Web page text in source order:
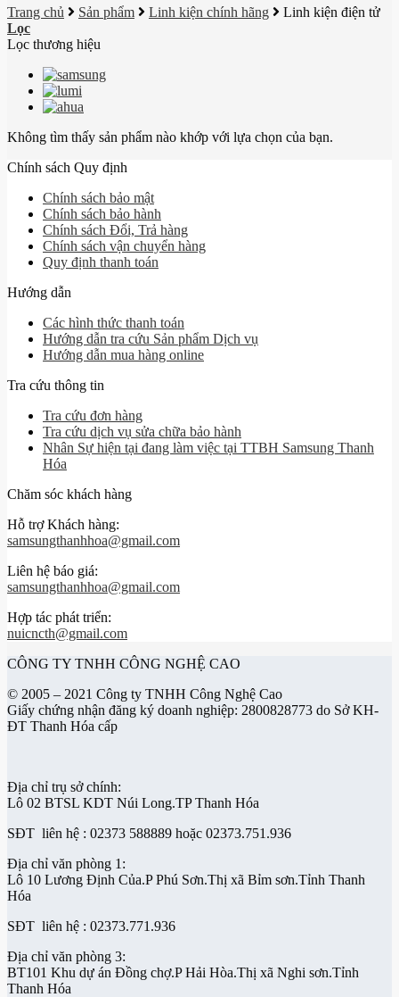
Trang chủ Sản phẩm Linh kiện chính hãng
Linh kiện điện tử
Lọc
Lọc thương hiệu
Không tìm thấy sản phẩm nào khớp với lựa chọn của bạn.
Chính sách Quy định
Chính sách bảo mật
Chính sách bảo hành
Chính sách Đổi, Trả hàng
Chính sách vận chuyển hàng
Quy định thanh toán
Hướng dẫn
Các hình thức thanh toán
Hướng dẫn tra cứu Sản phẩm Dịch vụ
Hướng dẫn mua hàng online
Tra cứu thông tin
Tra cứu đơn hàng
Tra cứu dịch vụ sửa chữa bảo hành
Nhân Sự hiện tại đang làm việc tại TTBH Samsung Thanh
Hóa
Chăm sóc khách hàng
Hỗ trợ Khách hàng:
samsungthanhhoa@gmail.com
Liên hệ báo giá:
samsungthanhhoa@gmail.com
Hợp tác phát triển:
nuicncth@gmail.com
CÔNG TY TNHH CÔNG NGHỆ CAO
© 2005 – 2021 Công ty TNHH Công Nghệ Cao
Giấy chứng nhận đăng ký doanh nghiệp: 2800828773 do Sở KH-
ĐT Thanh Hóa cấp
Địa chỉ trụ sở chính:
Lô 02 BTSL KDT Núi Long.TP Thanh Hóa
SĐT liên hệ : 02373 588889 hoặc 02373.751.936
Địa chỉ văn phòng 1:
Lô 10 Lương Định Của.P Phú Sơn.Thị xã Bỉm sơn.Tỉnh Thanh
Hóa
SĐT liên hệ : 02373.771.936
Địa chỉ văn phòng 3:
BT101 Khu dự án Đồng chợ.P Hải Hòa.Thị xã Nghi sơn.Tỉnh
Thanh Hóa